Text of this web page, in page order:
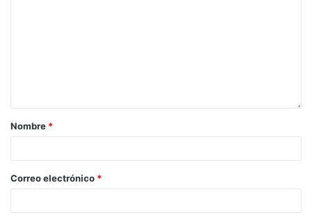
Nombre *
Correo electrónico *